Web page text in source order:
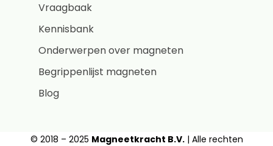
Vraagbaak
Kennisbank
Onderwerpen over magneten
Begrippenlijst magneten
Blog
© 2018 – 2025 Magneetkracht B.V.| Alle rechten